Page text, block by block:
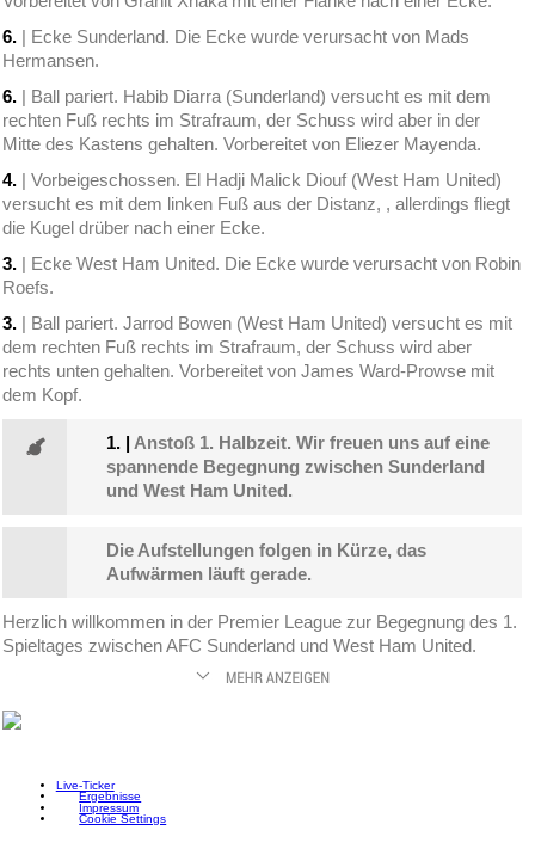
6. | Ecke Sunderland. Die Ecke wurde verursacht von Mads
Hermansen.
6. | Ball pariert. Habib Diarra (Sunderland) versucht es mit dem
rechten Fuß rechts im Strafraum, der Schuss wird aber in der
Mitte des Kastens gehalten. Vorbereitet von Eliezer Mayenda.
4. | Vorbeigeschossen. El Hadji Malick Diouf (West Ham United)
versucht es mit dem linken Fuß aus der Distanz, , allerdings fliegt
die Kugel drüber nach einer Ecke.
3. | Ecke West Ham United. Die Ecke wurde verursacht von Robin
Roefs.
3. | Ball pariert. Jarrod Bowen (West Ham United) versucht es mit
dem rechten Fuß rechts im Strafraum, der Schuss wird aber
rechts unten gehalten. Vorbereitet von James Ward-Prowse mit
dem Kopf.
1. | Anstoß 1. Halbzeit. Wir freuen uns auf eine
spannende Begegnung zwischen Sunderland
und West Ham United.
Die Aufstellungen folgen in Kürze, das
Aufwärmen läuft gerade.
Herzlich willkommen in der Premier League zur Begegnung des 1.
Spieltages zwischen AFC Sunderland und West Ham United.
Live-Ticker
Ergebnisse
Impressum
Cookie Settings